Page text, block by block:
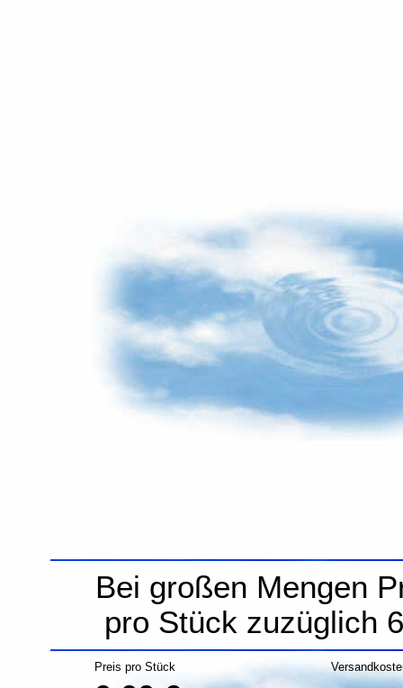
Bei großen Mengen
pro Stück zuzüglich
Preis pro Stück